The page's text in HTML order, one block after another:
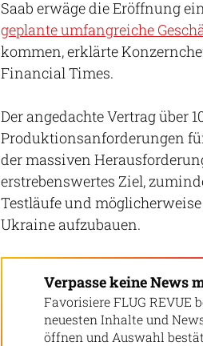
Saab erwäge die Eröffnung
geplante umfangreiche
kommen, erklärte
Financial Times.
Der angedachte Vertrag über
Produktionsanforderungen
der massiven
erstrebenswertes Ziel,
Testläufe und
Ukraine aufzubauen.
Verpasse keine News
Favorisiere FLUG REVUE
neuesten Inhalte und
öffnen und Auswahl